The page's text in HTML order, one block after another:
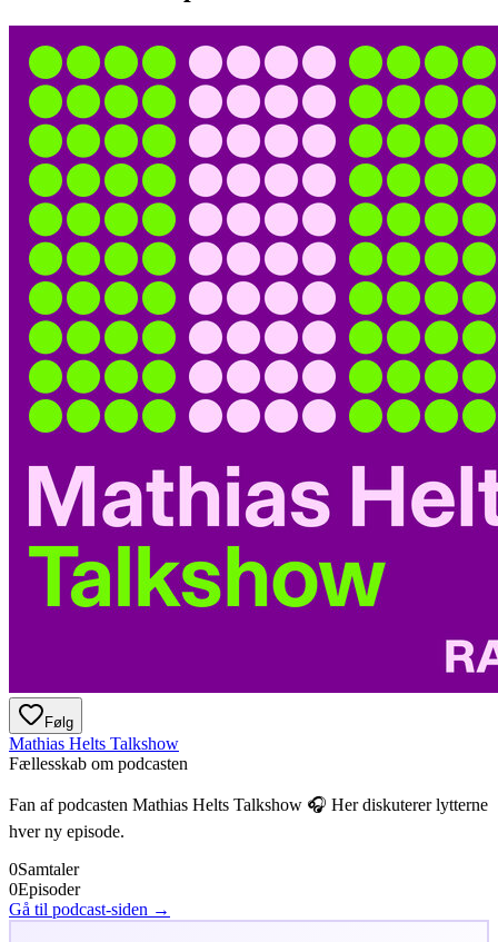
Følg
Mathias Helts Talkshow
Fællesskab om podcasten
Fan af podcasten Mathias Helts Talkshow 🎧 Her diskuterer lytterne
hver ny episode.
0Samtaler
0Episoder
Gå til podcast-siden →